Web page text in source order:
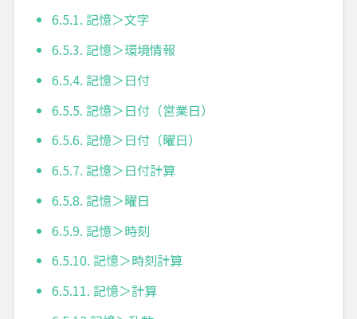
6.5.1. 記憶＞文字
6.5.3. 記憶＞環境情報
6.5.4. 記憶＞日付
6.5.5. 記憶＞日付（営業日）
6.5.6. 記憶＞日付（曜日）
6.5.7. 記憶＞日付計算
6.5.8. 記憶＞曜日
6.5.9. 記憶＞時刻
6.5.10. 記憶＞時刻計算
6.5.11. 記憶＞計算